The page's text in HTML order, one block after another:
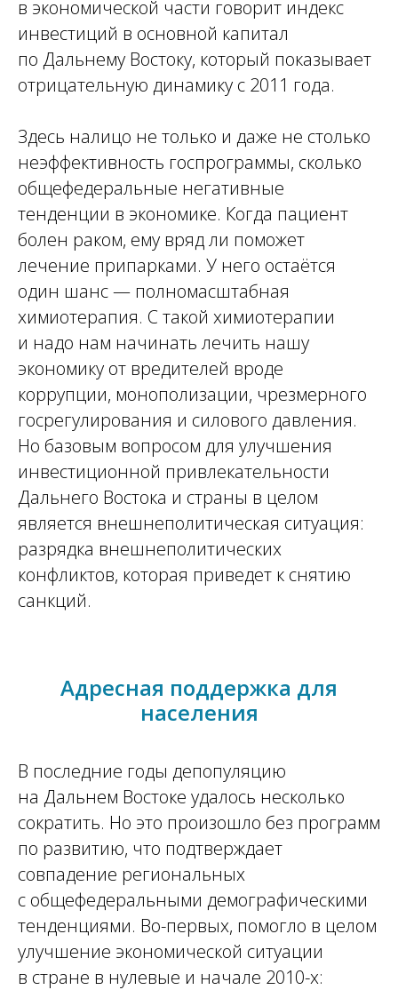
в экономической части говорит индекс
инвестиций в основной капитал
по Дальнему Востоку, который показывает
отрицательную динамику с 2011 года.
Здесь налицо не только и даже не столько
неэффективность госпрограммы, сколько
общефедеральные негативные
тенденции в экономике. Когда пациент
болен раком, ему вряд ли поможет
лечение припарками. У него остаётся
один шанс — полномасштабная
химиотерапия. С такой химиотерапии
и надо нам начинать лечить нашу
экономику от вредителей вроде
коррупции, монополизации, чрезмерного
госрегулирования и силового давления.
Но базовым вопросом для улучшения
инвестиционной привлекательности
Дальнего Востока и страны в целом
является внешнеполитическая ситуация:
разрядка внешнеполитических
конфликтов, которая приведет к снятию
санкций.
Адресная поддержка для
населения
В последние годы депопуляцию
на Дальнем Востоке удалось несколько
сократить. Но это произошло без программ
по развитию, что подтверждает
совпадение региональных
с общефедеральными демографическими
тенденциями. Во-первых, помогло в целом
улучшение экономической ситуации
в стране в нулевые и начале 2010-х: